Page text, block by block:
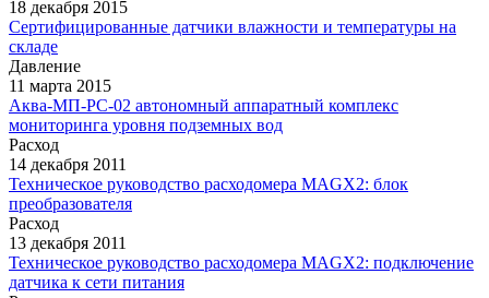
18 декабря 2015
Cертифицированные датчики влажности и температуры на
складе
Давление
11 марта 2015
Аква-МП-РС-02 автономный аппаратный комплекс
мониторинга уровня подземных вод
Расход
14 декабря 2011
Техническое руководство расходомера MAGX2: блок
преобразователя
Расход
13 декабря 2011
Техническое руководство расходомера MAGX2: подключение
датчика к сети питания